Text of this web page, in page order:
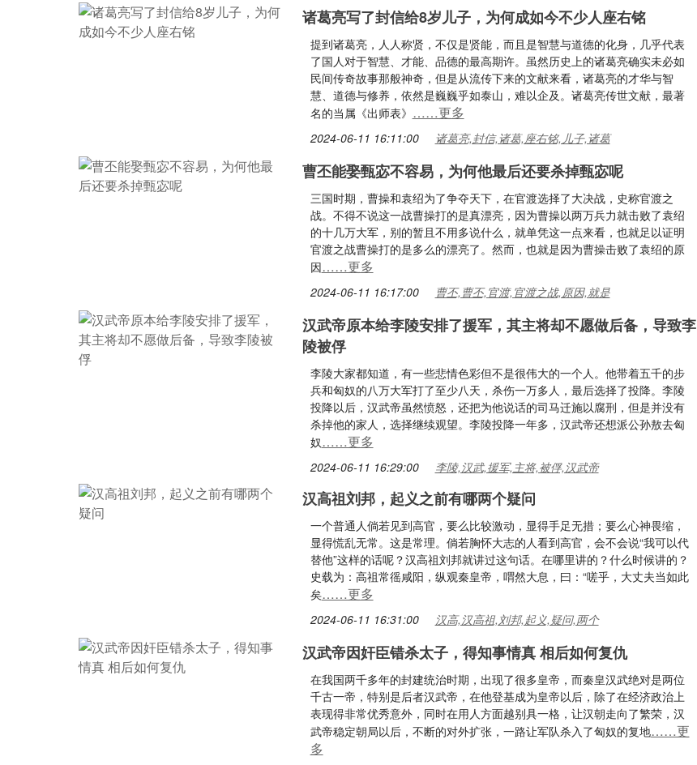
诸葛亮写了封信给8岁儿子，为何成如今不少人座右铭
提到诸葛亮，人人称贤，不仅是贤能，而且是智慧与道德的化身，几乎代表
了国人对于智慧、才能、品德的最高期许。虽然历史上的诸葛亮确实未必如
民间传奇故事那般神奇，但是从流传下来的文献来看，诸葛亮的才华与智
慧、道德与修养，依然是巍巍乎如泰山，难以企及。诸葛亮传世文献，最著
名的当属《出师表》 ……更多
2024-06-11 16:11:00 诸葛亮,封信,诸葛,座右铭,儿子,诸葛
曹丕能娶甄宓不容易，为何他最后还要杀掉甄宓呢
三国时期，曹操和袁绍为了争夺天下，在官渡选择了大决战，史称官渡之
战。不得不说这一战曹操打的是真漂亮，因为曹操以两万兵力就击败了袁绍
的十几万大军，别的暂且不用多说什么，就单凭这一点来看，也就足以证明
官渡之战曹操打的是多么的漂亮了。然而，也就是因为曹操击败了袁绍的原
因……更多
2024-06-11 16:17:00 曹丕,曹丕,官渡,官渡之战,原因,就是
汉武帝原本给李陵安排了援军，其主将却不愿做后备，导致李
陵被俘
李陵大家都知道，有一些悲情色彩但不是很伟大的一个人。他带着五千的步
兵和匈奴的八万大军打了至少八天，杀伤一万多人，最后选择了投降。李陵
投降以后，汉武帝虽然愤怒，还把为他说话的司马迁施以腐刑，但是并没有
杀掉他的家人，选择继续观望。李陵投降一年多，汉武帝还想派公孙敖去匈
奴……更多
2024-06-11 16:29:00 李陵,汉武,援军,主将,被俘,汉武帝
汉高祖刘邦，起义之前有哪两个疑问
一个普通人倘若见到高官，要么比较激动，显得手足无措；要么心神畏缩，
显得慌乱无常。这是常理。倘若胸怀大志的人看到高官，会不会说“我可以代
替他”这样的话呢？汉高祖刘邦就讲过这句话。在哪里讲的？什么时候讲的？
史载为：高祖常徭咸阳，纵观秦皇帝，喟然大息，曰：“嗟乎，大丈夫当如此
矣……更多
2024-06-11 16:31:00 汉高,汉高祖,刘邦,起义,疑问,两个
汉武帝因奸臣错杀太子，得知事情真 相后如何复仇
在我国两千多年的封建统治时期，出现了很多皇帝，而秦皇汉武绝对是两位
千古一帝，特别是后者汉武帝，在他登基成为皇帝以后，除了在经济政治上
表现得非常优秀意外，同时在用人方面越别具一格，让汉朝走向了繁荣，汉
武帝稳定朝局以后，不断的对外扩张，一路让军队杀入了匈奴的复地……更
多